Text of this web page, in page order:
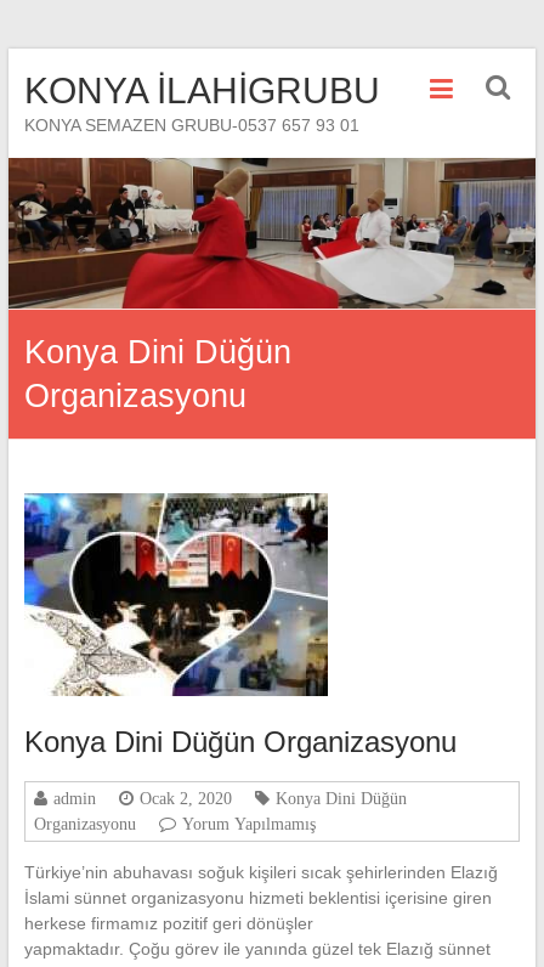
KONYA İLAHİGRUBU
KONYA SEMAZEN GRUBU-0537 657 93 01
Konya Dini Düğün
Organizasyonu
Konya Dini Düğün Organizasyonu
admin Ocak 2, 2020
Konya Dini Düğün
Organizasyonu
Yorum Yapılmamış
Türkiye’nin abuhavası soğuk kişileri sıcak şehirlerinden Elazığ
İslami sünnet organizasyonu hizmeti beklentisi içerisine giren
herkese firmamız pozitif geri dönüşler
yapmaktadır. Çoğu görev ile yanında güzel tek Elazığ sünnet